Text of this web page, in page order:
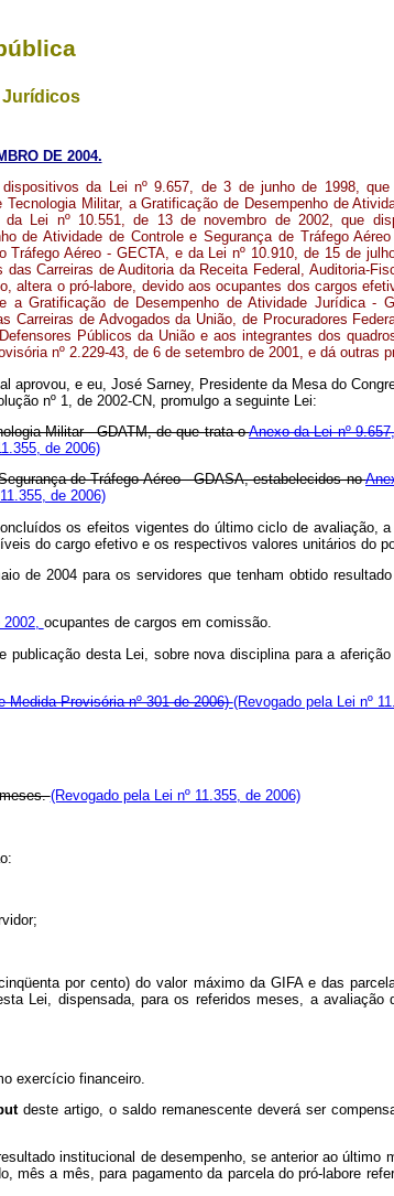
DE 2004.
dispositivos da Lei nº 9.657, de 3 de junho de 1998,
Tecnologia Militar, a Gratificação de Desempenho de
da Lei nº 10.551, de 13 de novembro de 2002, que
de Atividade de Controle e Segurança de Tráfego
Tráfego Aéreo - GECTA, e da Lei nº 10.910, de 15 de
das Carreiras de Auditoria da Receita Federal, Auditoria-
altera o pró-labore, devido aos ocupantes dos cargos
a Gratificação de Desempenho de Atividade Jurídica -
Carreiras de Advogados da União, de Procuradores
Públicos da União e aos integrantes dos
nº 2.229-43, de 6 de setembro de 2001, e dá outras
aprovou, e eu, José Sarney, Presidente da Mesa do
nº 1, de 2002-CN, promulgo a seguinte Lei:
Militar - GDATM, de que trata oAnexo da Lei nº
de 2006)
de Tráfego Aéreo - GDASA, estabelecidos no
de 2006)
os efeitos vigentes do último ciclo de avaliação,
do cargo efetivo e os respectivos valores unitários do
de 2004 para os servidores que tenham obtido
2002, ocupantes de cargos em comissão.
desta Lei, sobre nova disciplina para a
Medida Provisória nº 301 de 2006)(Revogado pela Lei nº
meses.(Revogado pela Lei nº 11.355, de 2006)
por cento) do valor máximo da GIFA e das
Lei, dispensada, para os referidos meses, a avaliação
exercício financeiro.
deste artigo, o saldo remanescente deverá ser
institucional de desempenho, se anterior ao último
mês a mês, para pagamento da parcela do pró-labore